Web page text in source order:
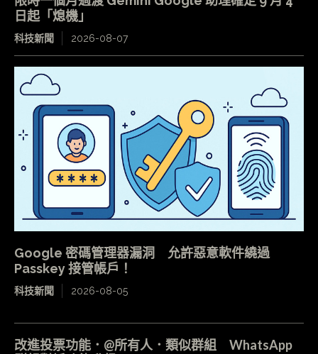
日起「熄機」
科技新聞 2026-08-07
Google 密碼管理器漏洞 允許惡意軟件繞過
Passkey 接管帳戶！
科技新聞 2026-08-05
改進投票功能．@所有人．類似群組 WhatsApp